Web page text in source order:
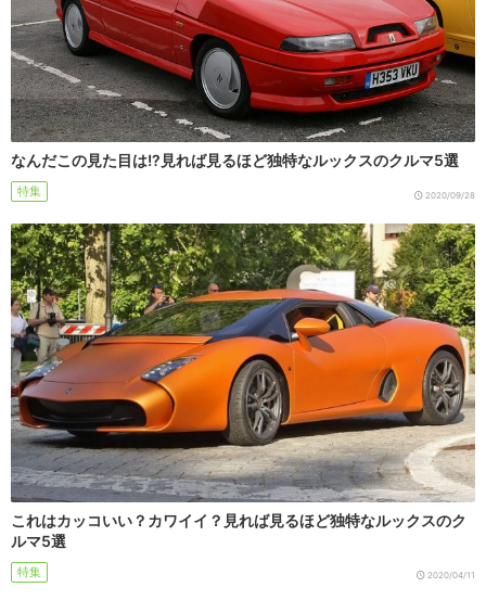
なんだこの見た目は!?見れば見るほど独特なルックスのクルマ5選
特集 2020/09/28
これはカッコいい？カワイイ？見れば見るほど独特なルックスのク
ルマ5選
特集 2020/04/11